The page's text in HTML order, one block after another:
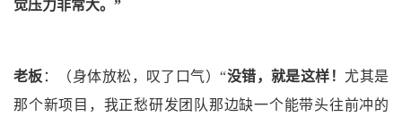
觉压力非常大。 ”
老板 ： （身体放松，叹了口气）“没错，就是这样！尤其是
那个新项目，我正愁研发团队那边缺一个能带头往前冲的